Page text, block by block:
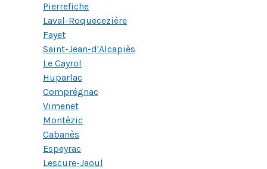
Pierrefiche
Laval-Roquecezière
Fayet
Saint-Jean-d'Alcapiès
Le Cayrol
Huparlac
Comprégnac
Vimenet
Montézic
Cabanès
Espeyrac
Lescure-Jaoul